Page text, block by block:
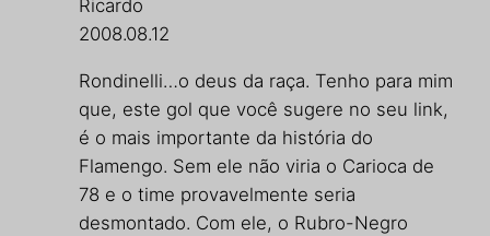
Ricardo
2008.08.12
Rondinelli…o deus da raça. Tenho para mim
que, este gol que você sugere no seu link,
é o mais importante da história do
Flamengo. Sem ele não viria o Carioca de
78 e o time provavelmente seria
desmontado. Com ele, o Rubro-Negro